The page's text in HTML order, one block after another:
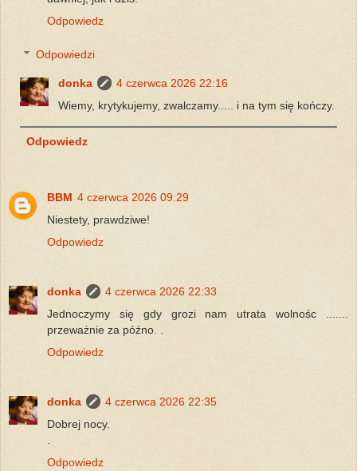
Odpowiedz
Odpowiedzi
donka
4 czerwca 2026 22:16
Wiemy, krytykujemy, zwalczamy..... i na tym się kończy.
Odpowiedz
BBM 4 czerwca 2026 09:29
Niestety, prawdziwe!
Odpowiedz
donka
4 czerwca 2026 22:33
Jednoczymy się gdy grozi nam utrata wolnośc .......
przeważnie za późno. .
Odpowiedz
donka
4 czerwca 2026 22:35
Dobrej nocy.
Odpowiedz